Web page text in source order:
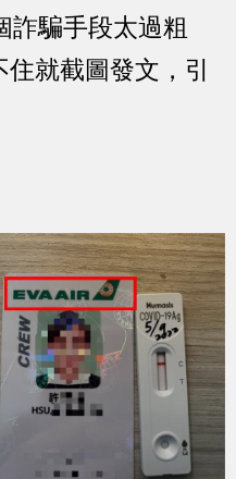
詐騙手段太過粗
就截圖發文，引